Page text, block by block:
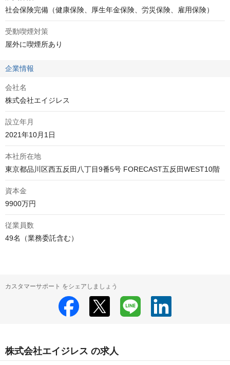
社会保険完備（健康保険、厚生年金保険、労災保険、雇用保険）
受動喫煙対策
屋外に喫煙所あり
企業情報
会社名
株式会社エイジレス
設立年月
2021年10月1日
本社所在地
資本金
9900万円
従業員数
49名（業務委託含む）
カスタマーサポート をシェアしましょう
株式会社エイジレス の求人